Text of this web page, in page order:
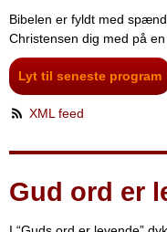
Bibelen er fyldt med
Christensen dig med på
Lyt til seneste program
XML feed
Gud ord er